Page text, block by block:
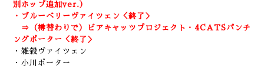
別ホップ追加ver.）
・ブルーベリーヴァイツェン＜終了＞
⇒（樽替わりで）ビアキャッツプロジェクト・4CATSパンチ
ングポーター＜終了＞
・雑穀ヴァイツェン
・小川ポーター